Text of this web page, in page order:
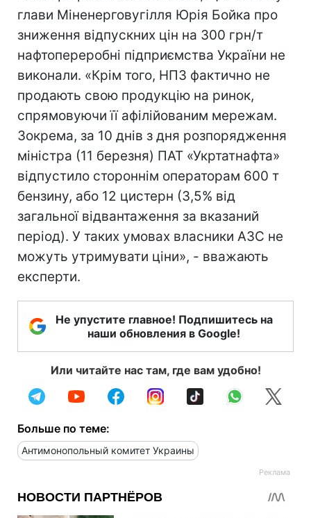
глави Міненерговугілля Юрія Бойка про
зниження відпускних цін на 300 грн/т
нафтопереробні підприємства України не
виконали. «Крім того, НПЗ фактично не
продають свою продукцію на ринок,
спрямовуючи її афілійованим мережам.
Зокрема, за 10 днів з дня розпорядження
міністра (11 березня) ПАТ «Укртатнафта»
відпустило стороннім операторам 600 т
бензину, або 12 цистерн (3,5% від
загальної відвантаження за вказаний
період). У таких умовах власники АЗС не
можуть утримувати ціни», - вважають
експерти.
Не упустите главное! Подпишитесь на
наши обновления в Google!
Или читайте нас там, где вам удобно!
Больше по теме:
Антимонопольный комитет Украины